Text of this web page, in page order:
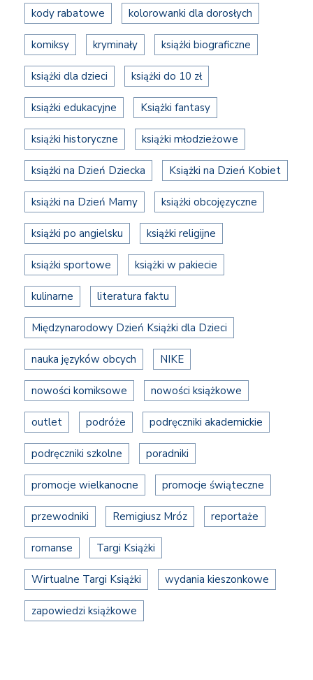
kody rabatowe kolorowanki dla dorosłych
komiksy kryminały książki biograficzne
książki dla dzieci książki do 10 zł
książki edukacyjne Książki fantasy
książki historyczne książki młodzieżowe
książki na Dzień Dziecka Książki na Dzień Kobiet
książki na Dzień Mamy książki obcojęzyczne
książki po angielsku książki religijne
książki sportowe książki w pakiecie
kulinarne literatura faktu
Międzynarodowy Dzień Książki dla Dzieci
nauka języków obcych NIKE
nowości komiksowe nowości książkowe
outlet podróże podręczniki akademickie
podręczniki szkolne poradniki
promocje wielkanocne promocje świąteczne
przewodniki Remigiusz Mróz reportaże
romanse Targi Książki
Wirtualne Targi Książki wydania kieszonkowe
zapowiedzi książkowe